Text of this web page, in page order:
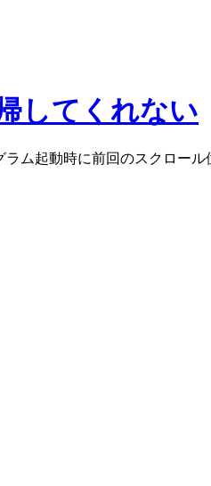
してくれない
ラム起動時に前回のスクロー